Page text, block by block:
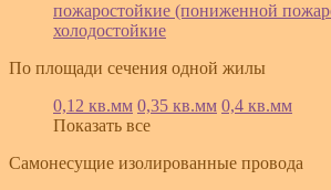
пожаростойкие (пониженной
холодостойкие
По площади сечения одной жилы
0,12 кв.мм 0,35 кв.мм 0,4 кв.мм
Показать все
Самонесущие изолированные провода